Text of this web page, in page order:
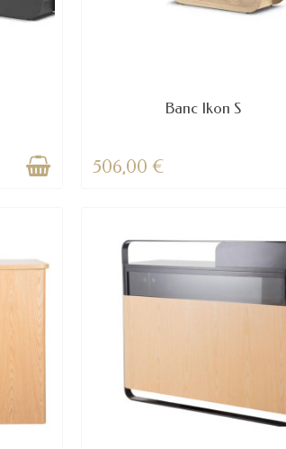
Banc Ikon S
506,00 €